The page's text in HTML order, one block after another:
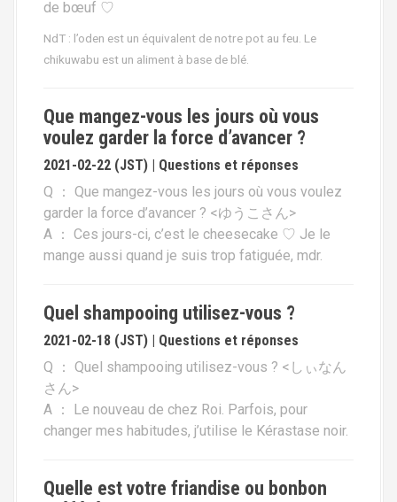
de bœuf ♡
NdT : l’oden est un équivalent de notre pot au feu. Le
chikuwabu est un aliment à base de blé.
Que mangez-vous les jours où vous
voulez garder la force d’avancer ?
2021-02-22 (JST) | Questions et réponses
Q ： Que mangez-vous les jours où vous voulez
garder la force d’avancer ? <ゆうこさん>
A ： Ces jours-ci, c’est le cheesecake ♡ Je le
mange aussi quand je suis trop fatiguée, mdr.
Quel shampooing utilisez-vous ?
2021-02-18 (JST) | Questions et réponses
Q ： Quel shampooing utilisez-vous ? <しぃなん
さん>
A ： Le nouveau de chez Roi. Parfois, pour
changer mes habitudes, j’utilise le Kérastase noir.
Quelle est votre friandise ou bonbon